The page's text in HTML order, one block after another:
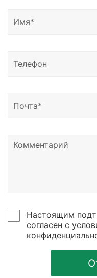
Грозный,
Доставка возможна
нам на почту или
Настоящим
согласен с